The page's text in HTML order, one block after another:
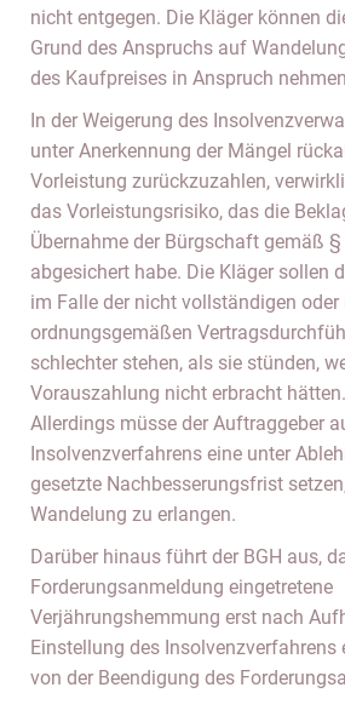
nicht entgegen. Die Kläger können
Grund des Anspruchs auf
des Kaufpreises in Anspruch
In der Weigerung des
unter Anerkennung der Mängel
Vorleistung zurückzuzahlen,
das Vorleistungsrisiko, das die
Übernahme der Bürgschaft gemäß
abgesichert habe. Die Kläger sollen
im Falle der nicht vollständigen oder
ordnungsgemäßen
schlechter stehen, als sie stünden,
Vorauszahlung nicht erbracht hätten.
Allerdings müsse der Auftraggeber
Insolvenzverfahrens eine unter
gesetzte Nachbesserungsfrist
Wandelung zu erlangen.
Darüber hinaus führt der BGH aus,
Forderungsanmeldung eingetretene
Verjährungshemmung erst nach
Einstellung des Insolvenzverfahrens
von der Beendigung des